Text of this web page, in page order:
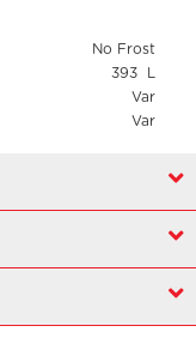
No Frost
393 L
Var
Var